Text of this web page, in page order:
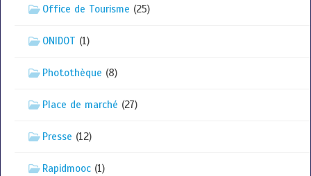
Office de Tourisme (25)
ONIDOT (1)
Photothèque (8)
Place de marché (27)
Presse (12)
Rapidmooc (1)